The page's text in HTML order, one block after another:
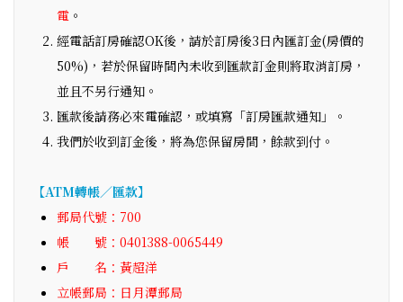
電 。
經電話訂房確認OK後，請於訂房後3日內匯訂金(房價的
50%)，若於保留時間內未收到匯款訂金則將取消訂房，
並且不另行通知。
匯款後請務必來電確認，或填寫「訂房匯款通知」。
我們於收到訂金後，將為您保留房間，餘款到付。
【ATM轉帳／匯款】
郵局代號：700
帳 號：0401388-0065449
戶 名：黃超洋
立帳郵局：日月潭郵局